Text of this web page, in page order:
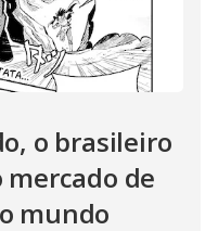
o brasileiro
mercado de
mundo